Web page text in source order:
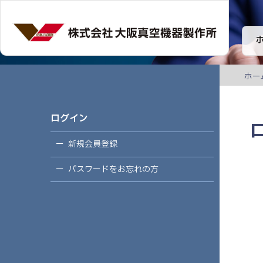
ホー
ログイン
新規会員登録
パスワードをお忘れの方